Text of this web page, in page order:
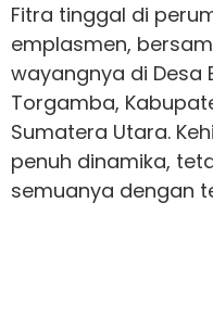
Fitra tinggal di
emplasmen,
wayangnya di Desa
Torgamba,
Sumatera Utara.
penuh dinamika,
semuanya dengan